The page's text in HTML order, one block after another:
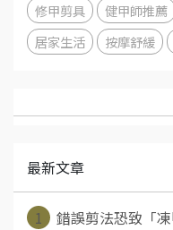
修甲剪具
健甲師推薦
居家生活
按摩舒緩
最新文章
1
錯誤剪法恐致「